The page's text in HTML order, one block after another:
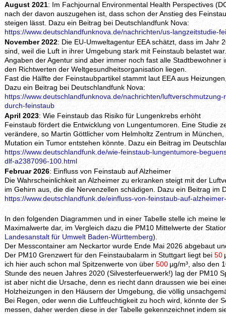
August 2021: Im Fachjournal Environmental Health Perspectives
nach der davon auszugehen ist, dass schon der Anstieg des
steigen lässt. Dazu ein Beitrag bei Deutschlandfunk Nova:
https://www.deutschlandfunknova.de/nachrichten/us-langzeitstudie-
November 2022: Die EU-Umweltagentur EEA schätzt, dass im Jahr
sind, weil die Luft in ihrer Umgebung stark mit Feinstaub belastet
Angaben der Agentur sind aber immer noch fast alle
den Richtwerten der Weltgesundheitsorganisation liegen.
Fast die Hälfte der Feinstaubpartikel stammt laut EEA aus
Dazu ein Beitrag bei Deutschlandfunk Nova:
https://www.deutschlandfunknova.de/nachrichten/
durch-feinstaub
April 2023: Wie Feinstaub das Risiko für Lungenkrebs erhöht
Feinstaub fördert die Entwicklung von Lungentumoren. Eine Studie
verändere, so Martin Göttlicher vom Helmholtz Zentrum in
Mutation ein Tumor entstehen könnte. Dazu ein Beitrag im
https://www.deutschlandfunk.de/wie-feinstaub-lungentumore-
dlf-a2387096-100.html
Februar 2026: Einfluss von Feinstaub auf Alzheimer
Die Wahrscheinlichkeit an Alzheimer zu erkranken steigt mit der
im Gehirn aus, die die Nervenzellen schädigen. Dazu ein Beitrag im
https://www.deutschlandfunk.de/einfluss-von-feinstaub-auf-
In den folgenden Diagrammen und in einer Tabelle stelle ich meine
Maximalwerte dar, im Vergleich dazu die PM10 Mittelwerte der
Landesanstalt für Umwelt Baden-Württemberg).
Der Messcontainer am Neckartor wurde Ende Mai 2026 abgebaut
Der PM10 Grenzwert für den Feinstaubalarm in Stuttgart liegt bei 50
ich hier auch schon mal Spitzenwerte von über 500 µg/m³, also den
Stunde des neuen Jahres 2020 (Silvesterfeuerwerk!) lag der PM10
ist aber nicht die Ursache, denn es riecht dann draussen wie bei
Holzheizungen in den Häusern der Umgebung, die völlig
Bei Regen, oder wenn die Luftfeuchtigkeit zu hoch wird, könnte der
messen, daher werden diese in der Tabelle gekennzeichnet indem